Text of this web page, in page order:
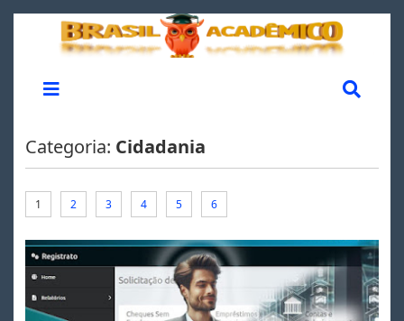
Categoria: Cidadania
1 2 3 4 5 6